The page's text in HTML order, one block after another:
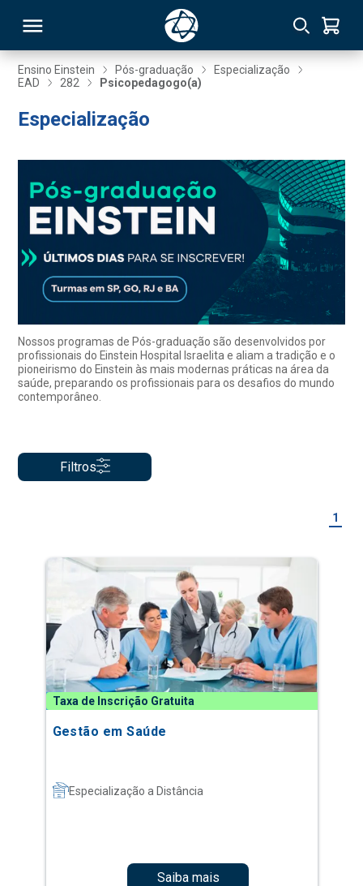
Ensino Einstein Pós-graduação
Especialização
EAD
282 Psicopedagogo(a)
Especialização
Nossos programas de Pós-graduação são desenvolvidos por
profissionais do Einstein Hospital Israelita e aliam a tradição e o
pioneirismo do Einstein às mais modernas práticas na área da
saúde, preparando os profissionais para os desafios do mundo
contemporâneo.
Filtros
1
Taxa de Inscrição Gratuita
Gestão em Saúde
Especialização a Distância
Saiba mais